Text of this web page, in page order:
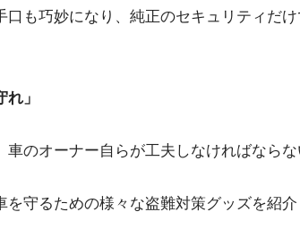
口も巧妙になり、純正のセキュリティだ
」
車のオーナー自らが工夫しなければならな
守るための様々な盗難対策グッズを紹介